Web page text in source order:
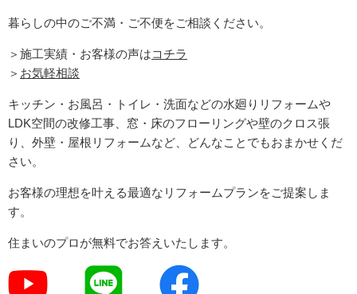
暮らしの中のご不満・ご不便をご相談ください。
＞施工実績・お客様の声はコチラ
＞ お気軽相談
キッチン・お風呂・トイレ・洗面などの水廻りリフォームや
LDK空間の改修工事、窓・床のフローリングや壁のクロス張
り、外壁・屋根リフォームなど、どんなことでもおまかせくだ
さい。
お客様の理想を叶える最適なリフォームプランをご提案しま
す。
住まいのプロが無料でお答えいたします。